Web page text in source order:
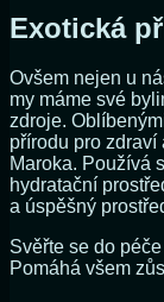
Exotická
Ovšem nejen u
my máme své
zdroje.
přírodu pro zdraví
Maroka. Používá
hydratační
a úspěšný
Svěřte se do
Pomáhá všem